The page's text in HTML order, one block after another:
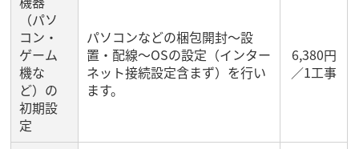
（パソ
コン・
ゲーム
機な
ど）の
初期設
定
パソコンなどの梱包開封～設
置・配線～OSの設定（インター
ネット接続設定含まず）を行い
ます。
6,380円
／1工事